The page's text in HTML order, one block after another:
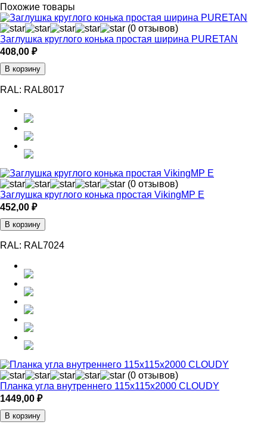
Похожие товары
(0 отзывов)
Заглушка круглого конька простая ширина PURETAN
408,00 ₽
В корзину
RAL: RAL8017
(0 отзывов)
Заглушка круглого конька простая VikingMP E
452,00 ₽
В корзину
RAL: RAL7024
(0 отзывов)
Планка угла внутреннего 115х115х2000 CLOUDY
1449,00 ₽
В корзину